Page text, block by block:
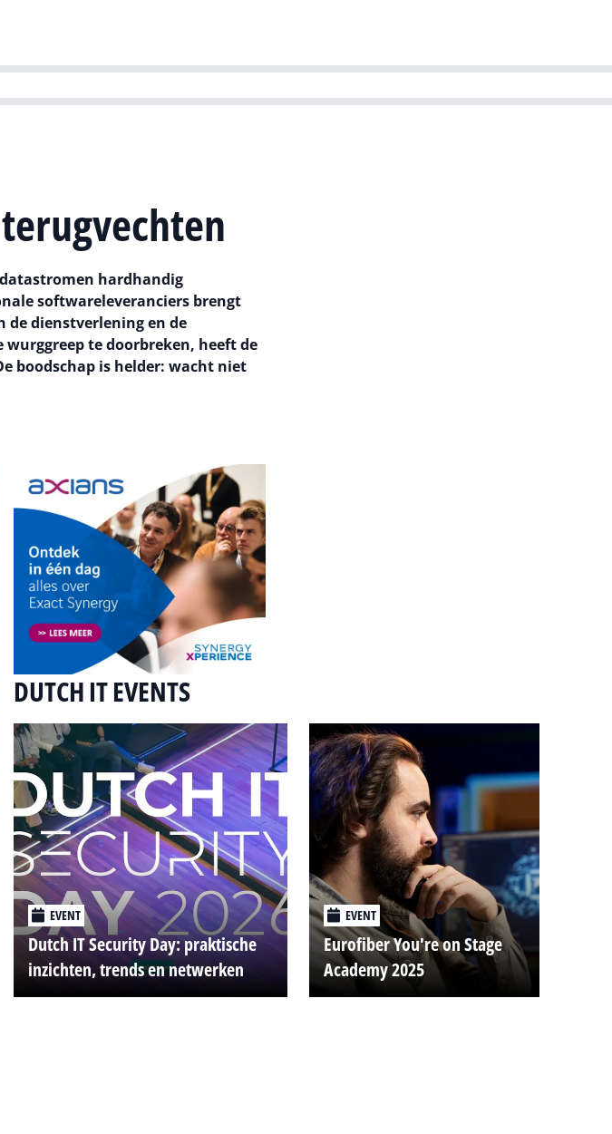
datastromen hardhandig
softwareleveranciers brengt
de dienstverlening en de
te doorbreken, heeft de
boodschap is helder: wacht niet
DUTCH IT EVENTS
EVENT
Dutch IT Security Day: praktische
inzichten, trends en netwerken
EVENT
Eurofiber You're on Stage
Academy 2025